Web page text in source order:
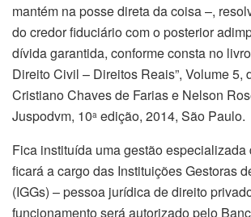
mantém na posse direta da coisa –,
do credor fiduciário com o posterior
dívida garantida, conforme consta no
Direito Civil – Direitos Reais”, Volume 5,
Cristiano Chaves de Farias e Nelson
Juspodvm, 10a edição, 2014, São Paulo.
Fica instituída uma gestão especializada
ficará a cargo das Instituições Gestoras
(IGGs) – pessoa jurídica de direito
funcionamento será autorizado pelo